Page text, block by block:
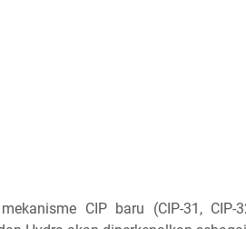
CIP baru (CIP-31, CIP-